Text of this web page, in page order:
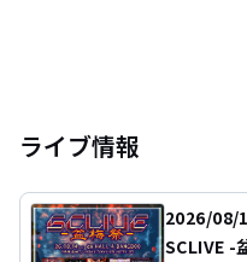
ライブ情報
2026/08/
SCLIVE -